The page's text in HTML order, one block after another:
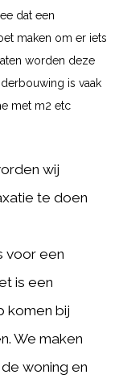
dat een
maken om er iets
worden deze
is vaak
met m2 etc
wij
te doen
voor een
is een
komen bij
We maken
woning en